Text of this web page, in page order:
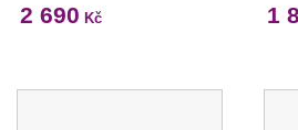
2 690 Kč 1